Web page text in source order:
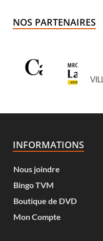
NOS PARTENAIRES
INFORMATIONS
Nous joindre
Bingo TVM
Boutique de DVD
Mon Compte